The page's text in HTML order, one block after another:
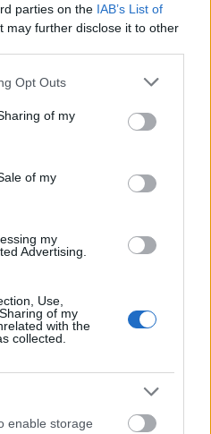
parties on the IAB’s List of
may further disclose it to other
uses one or more Google
behaviour. You may click to
and its third-party tags to
purposes in below Google
Opt Outs
of my
of my
my
Advertising.
Use,
of my
with the
collected.
enable storage
Brakuje czegoś w haśle?
Dobrego słownika.
nazwiskaBranagh
Opolskim